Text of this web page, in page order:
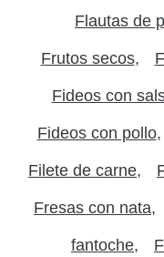
Flautas de
Frutos secos
Fideos con
Fideos con pollo
Filete de carne
Fresas con nata
fantoche